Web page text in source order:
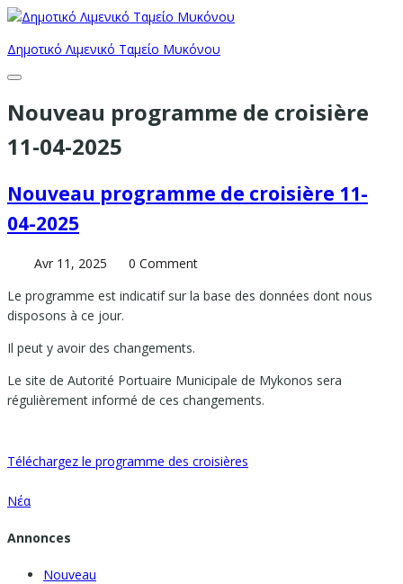
Δημοτικό Λιμενικό Ταμείο Μυκόνου
Nouveau programme de croisière
11-04-2025
Nouveau programme de croisière 11-
04-2025
Avr 11, 2025
0 Comment
Le programme est indicatif sur la base des données dont nous
disposons à ce jour.
Il peut y avoir des changements.
Le site de Autorité Portuaire Municipale de Mykonos sera
régulièrement informé de ces changements.
Téléchargez le programme des croisières
Νέα
Annonces
Nouveau